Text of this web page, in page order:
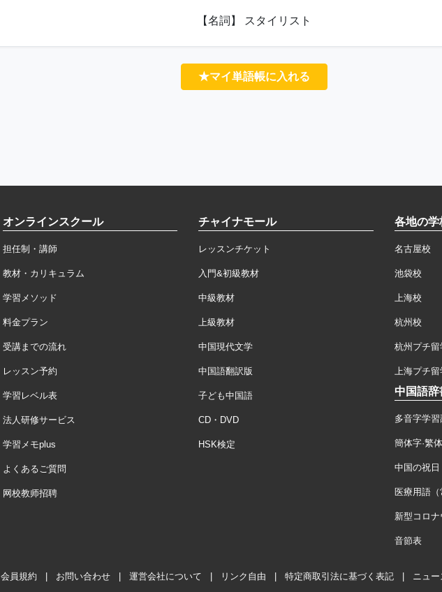
【名詞】 スタイリスト
★マイ単語帳に入れる
オンラインスクール
担任制・講師
教材・カリキュラム
学習メソッド
料金プラン
受講までの流れ
レッスン予約
学習レベル表
法人研修サービス
学習メモplus
よくあるご質問
网校教师招聘
チャイナモール
レッスンチケット
入門&初級教材
中級教材
上級教材
中国現代文学
中国語翻訳版
子ども中国語
CD・DVD
HSK検定
各地の学
名古屋校
池袋校
上海校
杭州校
杭州プチ留
上海プチ留
中国語辞
多音字学習
簡体字·繁
中国の祝日
医療用語（
新型コロ
音節表
会員規約 お問い合わせ 運営会社について リンク自由 特定商取引法に基づく表記 ニュ